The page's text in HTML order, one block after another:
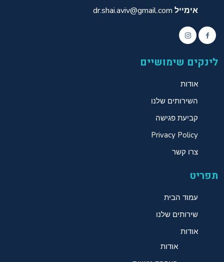
אימייל dr.shai.aviv@gmail.com
לינקים שימושיים
אודות
השירותים שלנו
קביעת פגישה
Privacy Policy
צרו קשר
תפריט
עמוד הבית
שירותים שלנו
אודות
אודות